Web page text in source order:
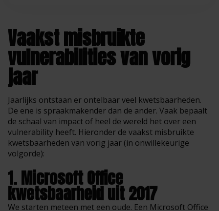
Vaakst misbruikte
vulnerabilities van vorig
jaar
Jaarlijks ontstaan er ontelbaar veel kwetsbaarheden.
De ene is spraakmakender dan de ander. Vaak bepaalt
de schaal van impact of heel de wereld het over een
vulnerability heeft. Hieronder de vaakst misbruikte
kwetsbaarheden van vorig jaar (in onwillekeurige
volgorde):
1. Microsoft Office
kwetsbaarheid uit 2017
We starten meteen met een oude. Een Microsoft Office